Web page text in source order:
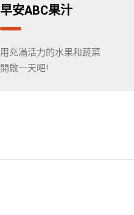
早安ABC果汁
用充滿活力的水果和蔬菜
開啟一天吧!